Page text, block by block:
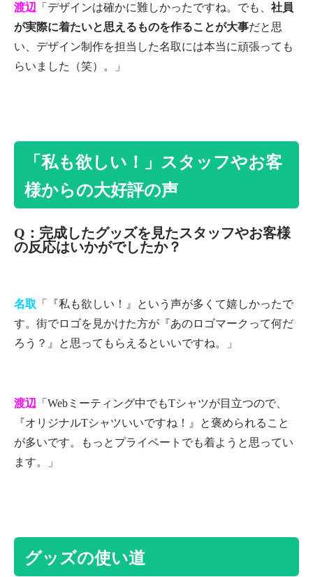
渡辺 「デザインは確かに難しかったですね。でも、 社員
が実際に着たいと思えるものを作ることが大事だと思
い、デザイン制作を担当した名取には本当に頑張っても
らいました（笑）。」
「私も欲しい！」スタッフやお客
様からの大好評の声
Q：完成したグッズを見たスタッフやお客様
の反応はいかがでしたか？
名取 「『私も欲しい！』という声が多くて嬉しかったで
す。街でロゴを見かけた方が『あのロゴマークって何だ
ろう？』と思ってもらえるといいですね。」
渡辺 「Webミーティング中でもTシャツが目立つので、
『オリジナルTシャツいいですね！』と褒められること
が多いです。もっとプライベートでも着ようと思ってい
ます。」
グッズの使い道